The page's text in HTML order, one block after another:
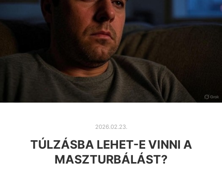
2026.02.23.
TÚLZÁSBA LEHET-E VINNI A
MASZTURBÁLÁST?